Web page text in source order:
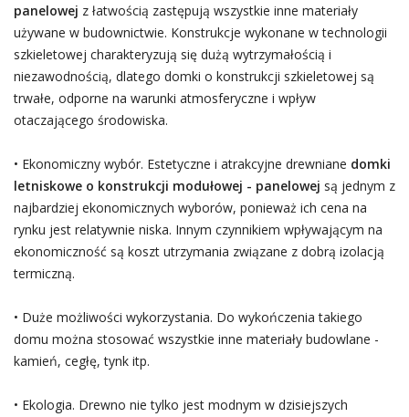
panelowej z łatwością zastępują wszystkie inne materiały
używane w budownictwie. Konstrukcje wykonane w technologii
szkieletowej charakteryzują się dużą wytrzymałością i
niezawodnością, dlatego domki o konstrukcji szkieletowej są
trwałe, odporne na warunki atmosferyczne i wpływ
otaczającego środowiska.
• Ekonomiczny wybór. Estetyczne i atrakcyjne drewniane domki
letniskowe o konstrukcji modułowej - panelowej są jednym z
najbardziej ekonomicznych wyborów, ponieważ ich cena na
rynku jest relatywnie niska. Innym czynnikiem wpływającym na
ekonomiczność są koszt utrzymania związane z dobrą izolacją
termiczną.
• Duże możliwości wykorzystania. Do wykończenia takiego
domu można stosować wszystkie inne materiały budowlane -
kamień, cegłę, tynk itp.
• Ekologia. Drewno nie tylko jest modnym w dzisiejszych